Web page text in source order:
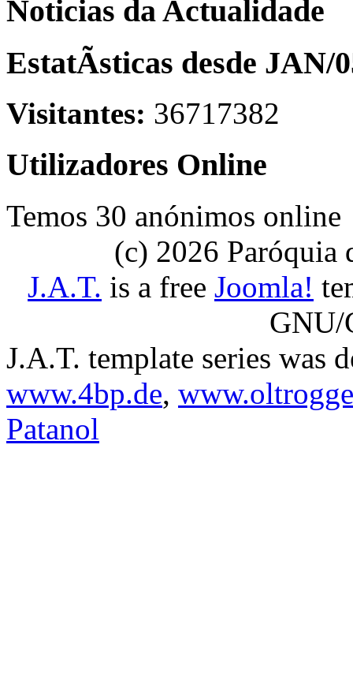
Noticias da Actualidade
EstatÃ­sticas desde JAN/
Visitantes: 36717382
Utilizadores Online
Temos 30 anónimos online
(c) 2026 Paróquia
J.A.T. is a free Joomla!
GNU/
J.A.T. template series was
www.4bp.de,
Patanol